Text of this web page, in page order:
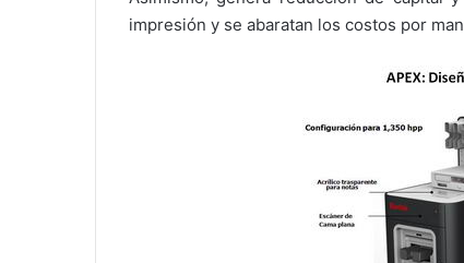
impresión y se abaratan los costos por